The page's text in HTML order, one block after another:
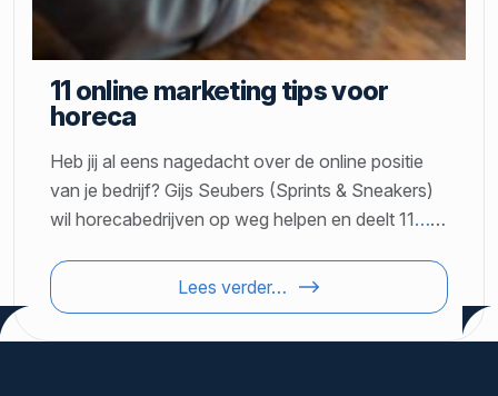
11 online marketing tips voor
horeca
Heb jij al eens nagedacht over de online positie
van je bedrijf? Gijs Seubers (Sprints & Sneakers)
wil horecabedrijven op weg helpen en deelt 11……
Lees verder…